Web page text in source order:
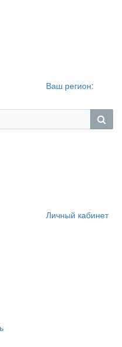
Ваш регион:
Личный кабинет